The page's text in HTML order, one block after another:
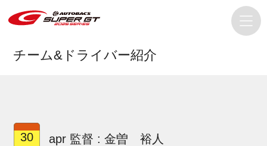
チーム&ドライバー紹介
30 apr 監督 : 金曽 裕人